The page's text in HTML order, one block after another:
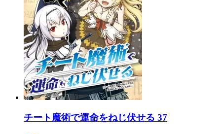
チート魔術で運命をねじ伏せる 37